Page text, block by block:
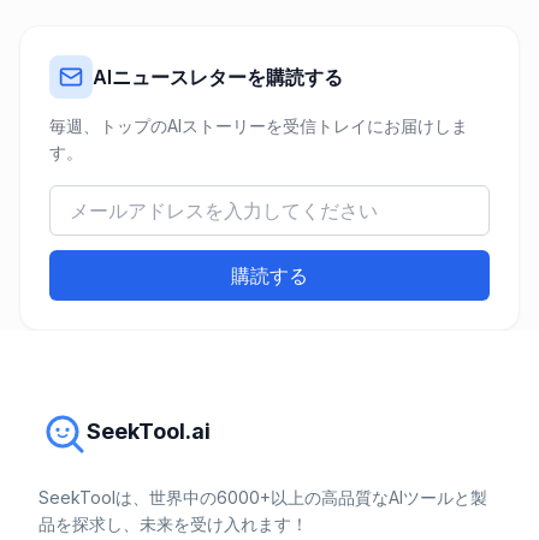
AIニュースレターを購読する
毎週、トップのAIストーリーを受信トレイにお届けしま
す。
購読する
SeekTool.ai
SeekToolは、世界中の6000+以上の高品質なAIツールと製
品を探求し、未来を受け入れます！